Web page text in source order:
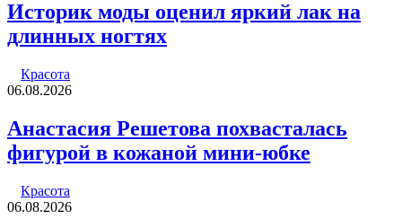
Историк моды оценил яркий лак на
длинных ногтях
Красота
06.08.2026
Анастасия Решетова похвасталась
фигурой в кожаной мини-юбке
Красота
06.08.2026